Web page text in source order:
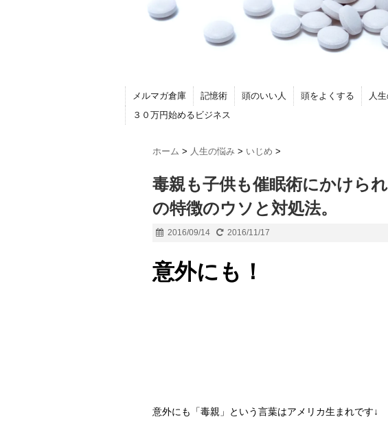
メルマガ倉庫 記憶術 頭のいい人 頭をよくする 人
３０万円始めるビジネス
ホーム > 人生の悩み > いじめ >
毒親も子供も催眠術にかけら
の特徴のウソと対処法。
2016/09/14 2016/11/17
意外にも！
意外にも「毒親」という言葉はアメリカ生まれです↓